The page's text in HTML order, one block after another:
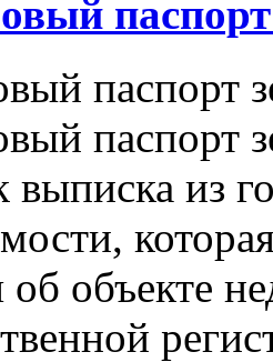
паспорт
паспорт
выписка из
об объекте